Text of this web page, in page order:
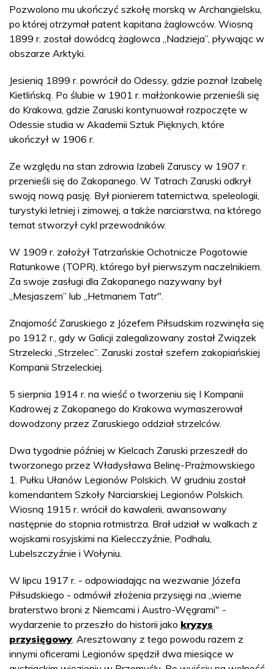
Pozwolono mu ukończyć szkołę morską w Archangielsku,
po której otrzymał patent kapitana żaglowców. Wiosną
1899 r. został dowódcą żaglowca „Nadzieja”, pływając w
obszarze Arktyki.
Jesienią 1899 r. powrócił do Odessy, gdzie poznał Izabelę
Kietlińską. Po ślubie w 1901 r. małżonkowie przenieśli się
do Krakowa, gdzie Zaruski kontynuował rozpoczęte w
Odessie studia w Akademii Sztuk Pięknych, które
ukończył w 1906 r.
Ze względu na stan zdrowia Izabeli Zaruscy w 1907 r.
przenieśli się do Zakopanego. W Tatrach Zaruski odkrył
swoją nową pasję. Był pionierem taternictwa, speleologii,
turystyki letniej i zimowej, a także narciarstwa, na którego
temat stworzył cykl przewodników.
W 1909 r. założył Tatrzańskie Ochotnicze Pogotowie
Ratunkowe (TOPR), którego był pierwszym naczelnikiem.
Za swoje zasługi dla Zakopanego nazywany był
„Mesjaszem” lub „Hetmanem Tatr".
Znajomość Zaruskiego z Józefem Piłsudskim rozwinęła się
po 1912 r., gdy w Galicji zalegalizowany został Związek
Strzelecki „Strzelec”. Zaruski został szefem zakopiańskiej
Kompanii Strzeleckiej.
5 sierpnia 1914 r. na wieść o tworzeniu się I Kompanii
Kadrowej z Zakopanego do Krakowa wymaszerował
dowodzony przez Zaruskiego oddział strzelców.
Dwa tygodnie później w Kielcach Zaruski przeszedł do
tworzonego przez Władysława Belinę-Prażmowskiego
1. Pułku Ułanów Legionów Polskich. W grudniu został
komendantem Szkoły Narciarskiej Legionów Polskich.
Wiosną 1915 r. wrócił do kawalerii, awansowany
następnie do stopnia rotmistrza. Brał udział w walkach z
wojskami rosyjskimi na Kielecczyźnie, Podhalu,
Lubelszczyźnie i Wołyniu.
W lipcu 1917 r. - odpowiadając na wezwanie Józefa
Piłsudskiego - odmówił złożenia przysięgi na „wierne
braterstwo broni z Niemcami i Austro-Węgrami" -
wydarzenie to przeszło do historii jako kryzys
przysięgowy. Aresztowany z tego powodu razem z
innymi oficerami Legionów spędził dwa miesiące w